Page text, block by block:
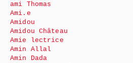
ami Thomas
Ami.e
Amidou
Amidou Château
Amie lectrice
Amin Allal
Amin Dada